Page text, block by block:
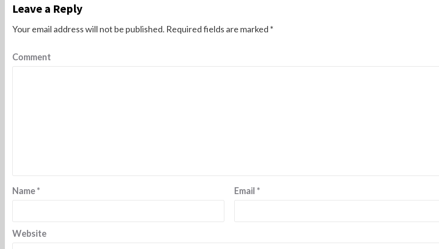
Leave a Reply
Your email address will not be published. Required fields are marked *
Comment
Name* Email*
Website